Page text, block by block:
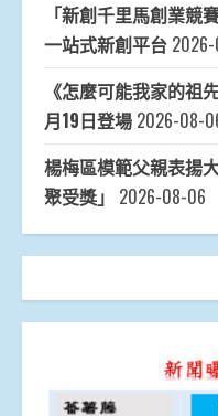
「新創千里馬創業
一站式新創平台
《怎麼可能我家的
月19日登場 2026-08-
楊梅區模範父親表揚
聚受獎」 2026-08-06